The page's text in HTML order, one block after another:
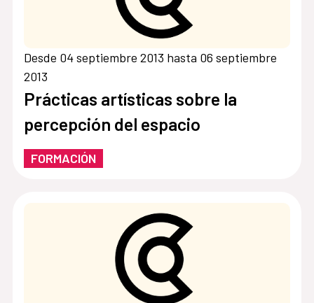
Desde 04 septiembre 2013 hasta 06 septiembre
2013
Prácticas artísticas sobre la
percepción del espacio
FORMACIÓN